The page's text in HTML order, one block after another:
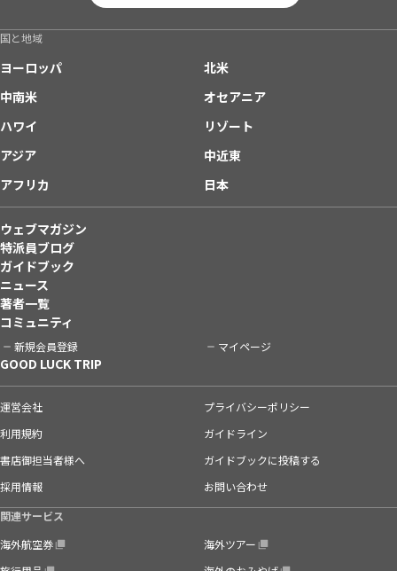
国と地域
ヨーロッパ
北米
中南米
オセアニア
ハワイ
リゾート
アジア
中近東
アフリカ
日本
ウェブマガジン
特派員ブログ
ガイドブック
ニュース
著者一覧
コミュニティ
新規会員登録 マイページ
GOOD LUCK TRIP
運営会社
プライバシーポリシー
利用規約
ガイドライン
書店御担当者様へ
ガイドブックに投稿する
採用情報
お問い合わせ
関連サービス
海外航空券
海外ツアー